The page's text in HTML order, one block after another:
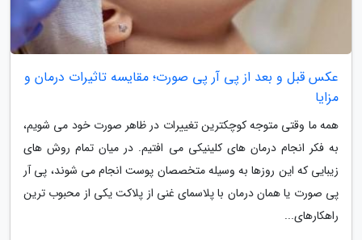
عکس قبل و بعد از پی آر پی صورت؛ مقایسه تاثیرات درمان و
مزایا
همه ما وقتی متوجه کوچکترین تغییرات در ظاهر صورت خود می شویم،
به فکر انجام درمان های کلینیکی می افتیم. در میان تمام روش های
زیبایی که این روزها به وسیله متخصصان پوست انجام می شوند، پی آر
پی صورت یا همان درمان با پلاسمای غنی از پلاکت یکی از محبوب ترین
راهکارهای...